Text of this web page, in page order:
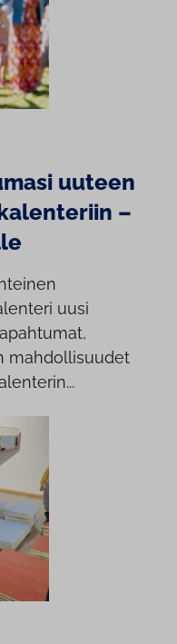
uuteen
–
uusi
mahdollisuudet